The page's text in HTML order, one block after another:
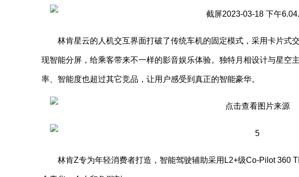
林肯星云的人机交互界面打破了传统车机的固定模式，采用卡片式
现智能分屏，给乘客带来不一样的影音娱乐体验。独特月相设计与星空
率、智能度也超过其它竞品，让用户感受到真正的智能豪华。
林肯Z专为年轻消费者打造，智能驾驶辅助采用L2+级Co-Pilot 360